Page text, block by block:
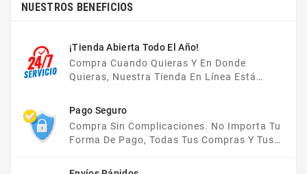
NUESTROS BENEFICIOS
¡Tienda Abierta Todo El Año!
Compra Cuando Quieras Y En Donde
Quieras, Nuestra Tienda En Línea Está
Pago Seguro
Compra Sin Complicaciones. No Importa Tu
Forma De Pago, Todas Tus Compras Y Tus